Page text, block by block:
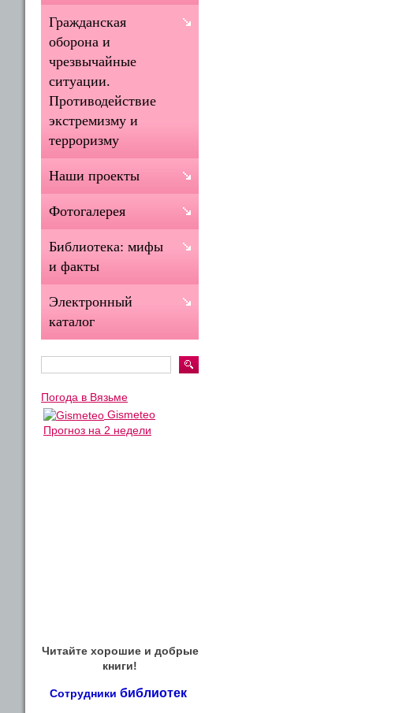
Гражданская
оборона и
чрезвычайные
ситуации.
Противодействие
экстремизму и
терроризму
Наши проекты
Фотогалерея
Библиотека: мифы
и факты
Электронный
каталог
Погода в Вязьме
Gismeteo
Прогноз на 2 недели
Читайте хорошие и добрые
книги!
Сотрудники библиотек